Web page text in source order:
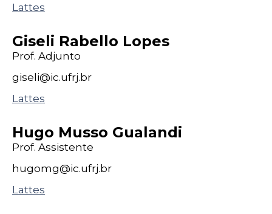
Lattes
Giseli Rabello Lopes
Prof. Adjunto
giseli@ic.ufrj.br
Lattes
Hugo Musso Gualandi
Prof. Assistente
hugomg@ic.ufrj.br
Lattes